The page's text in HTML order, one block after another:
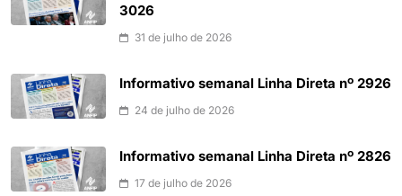
3026
31 de julho de 2026
Informativo semanal Linha Direta nº 2926
24 de julho de 2026
Informativo semanal Linha Direta nº 2826
17 de julho de 2026